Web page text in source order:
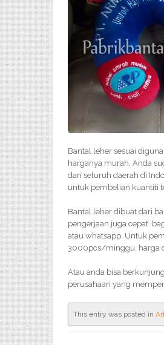
Bantal leher sesuai
harganya murah. Anda
dari seluruh daerah di
untuk pembelian kuantiti
Bantal leher dibuat dari
pengerjaan juga cepat.
atau whatsapp. Untuk
3000pcs/minggu. harga
Atau anda bisa
perusahaan yang
This entry was posted in